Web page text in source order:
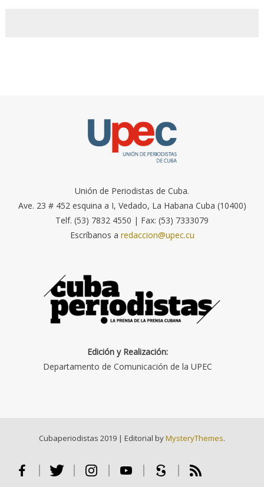
Unión de Periodistas de Cuba.
Ave. 23 # 452 esquina a I, Vedado, La Habana Cuba (10400)
Telf. (53) 7832 4550 | Fax: (53) 7333079
Escríbanos a redaccion@upec.cu
Edición y Realización:
Departamento de Comunicación de la UPEC
Cubaperiodistas 2019 | Editorial byMysteryThemes.
Facebook Twitter Instagram Youtube Scribd RSS